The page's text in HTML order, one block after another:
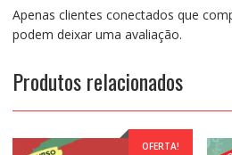
resposta
à
(RTI)
Apenas clientes conectados que
podem deixar uma avaliação.
Produtos relacionados
OFERTA!